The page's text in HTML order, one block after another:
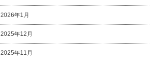
2026年1月
2025年12月
2025年11月